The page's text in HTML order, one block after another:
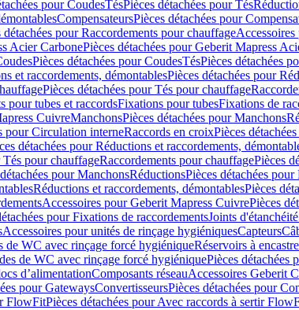
pour CoudesTésPièces détachées pour Tés
CompensateursPièces détachées pour
détachées pour Raccordements pour chauffage
Acier CarbonePièces détachées pour Geberit Mapress
Pièces détachées pour CoudesTésPièces détachées
et raccordements, démontablesPièces détachées pour
Pièces détachées pour Tés pour chauffage
pour tubes et raccordsFixations pour tubesFixations de
CuivreManchonsPièces détachées pour Manchons
pour Circulation interneRaccords en croixPièces
détachées pour Réductions et raccordements,
Tés pour chauffageRaccordements pour chauffagePièces
pour ManchonsRéductionsPièces détachées
Réductions et raccordements, démontablesPièces
Accessoires pour Geberit Mapress CuivrePièces
pour Fixations de raccordementsJoints d'étanchéité
Accessoires pour unités de rinçage hygiéniquesCapteurs
de WC avec rinçage forcé hygiéniqueRéservoirs à
de WC avec rinçage forcé hygiéniquePièces détachées
d’alimentationComposants réseauAccessoires Geberit
pour GatewaysConvertisseursPièces détachées pour
FlowFitPièces détachées pour Avec raccords à sertir